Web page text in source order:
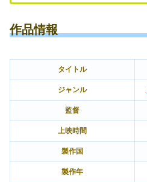
作品情報
タイトル
ジャンル
監督
上映時間
製作国
製作年